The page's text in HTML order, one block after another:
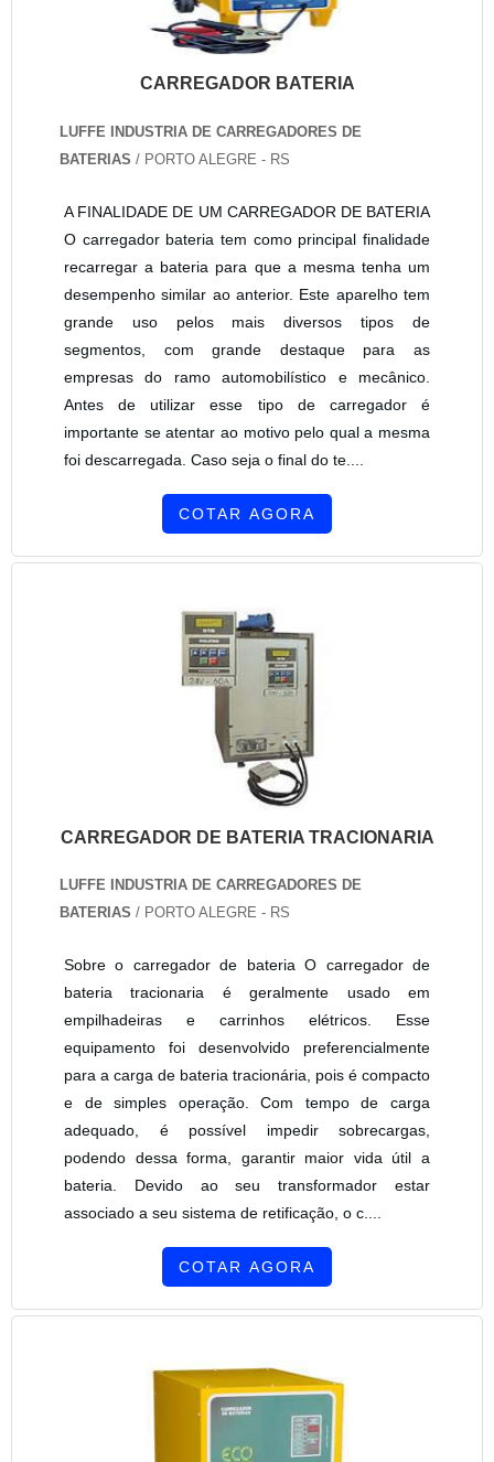
CARREGADOR BATERIA
LUFFE INDUSTRIA DE CARREGADORES DE
BATERIAS / PORTO ALEGRE - RS
A FINALIDADE DE UM CARREGADOR DE BATERIA
O carregador bateria tem como principal finalidade
recarregar a bateria para que a mesma tenha um
desempenho similar ao anterior. Este aparelho tem
grande uso pelos mais diversos tipos de
segmentos, com grande destaque para as
empresas do ramo automobilístico e mecânico.
Antes de utilizar esse tipo de carregador é
importante se atentar ao motivo pelo qual a mesma
foi descarregada. Caso seja o final do te....
COTAR AGORA
CARREGADOR DE BATERIA TRACIONARIA
LUFFE INDUSTRIA DE CARREGADORES DE
BATERIAS / PORTO ALEGRE - RS
Sobre o carregador de bateria O carregador de
bateria tracionaria é geralmente usado em
empilhadeiras e carrinhos elétricos. Esse
equipamento foi desenvolvido preferencialmente
para a carga de bateria tracionária, pois é compacto
e de simples operação. Com tempo de carga
adequado, é possível impedir sobrecargas,
podendo dessa forma, garantir maior vida útil a
bateria. Devido ao seu transformador estar
associado a seu sistema de retificação, o c....
COTAR AGORA